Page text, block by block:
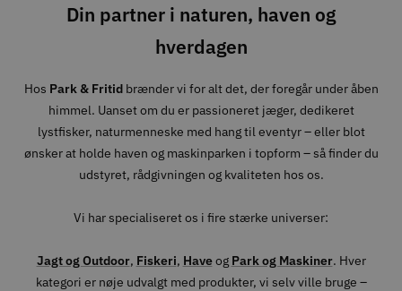
Din partner i naturen, haven og
hverdagen
Hos Park & Fritidbrænder vi for alt det, der foregår under åben
himmel. Uanset om du er passioneret jæger, dedikeret
lystfisker, naturmenneske med hang til eventyr – eller blot
ønsker at holde haven og maskinparken i topform – så finder du
udstyret, rådgivningen og kvaliteten hos os.
Vi har specialiseret os i fire stærke universer:
Jagt og Outdoor, Fiskeri, Haveog Park og Maskiner. Hver
kategori er nøje udvalgt med produkter, vi selv ville bruge –